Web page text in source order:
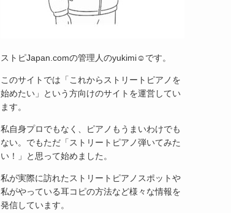
ストピJapan.comの管理人のyukimi☺です。
このサイトでは「これからストリートピアノを
始めたい」という方向けのサイトを運営してい
ます。
私自身プロでもなく、ピアノもうまいわけでも
ない。でもただ「ストリートピアノ弾いてみた
い！」と思って始めました。
私が実際に訪れたストリートピアノスポットや
私がやっている耳コピの方法など様々な情報を
発信しています。